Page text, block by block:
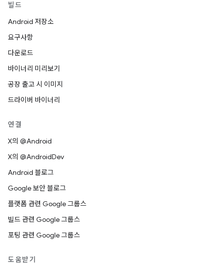
빌드
Android 저장소
요구사항
다운로드
바이너리 미리보기
공장 출고 시 이미지
드라이버 바이너리
연결
X의 @Android
X의 @AndroidDev
Android 블로그
Google 보안 블로그
플랫폼 관련 Google 그룹스
빌드 관련 Google 그룹스
포팅 관련 Google 그룹스
도움받기